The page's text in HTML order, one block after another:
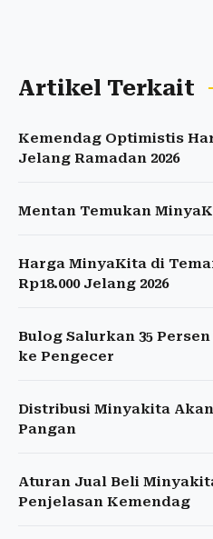
Artikel Terkait
Kemendag Optimistis
Jelang Ramadan 2026
Mentan Temukan
Harga MinyaKita di
Rp18.000 Jelang 2026
Bulog Salurkan 35
ke Pengecer
Distribusi Minyakita
Pangan
Aturan Jual Beli
Penjelasan Kemendag